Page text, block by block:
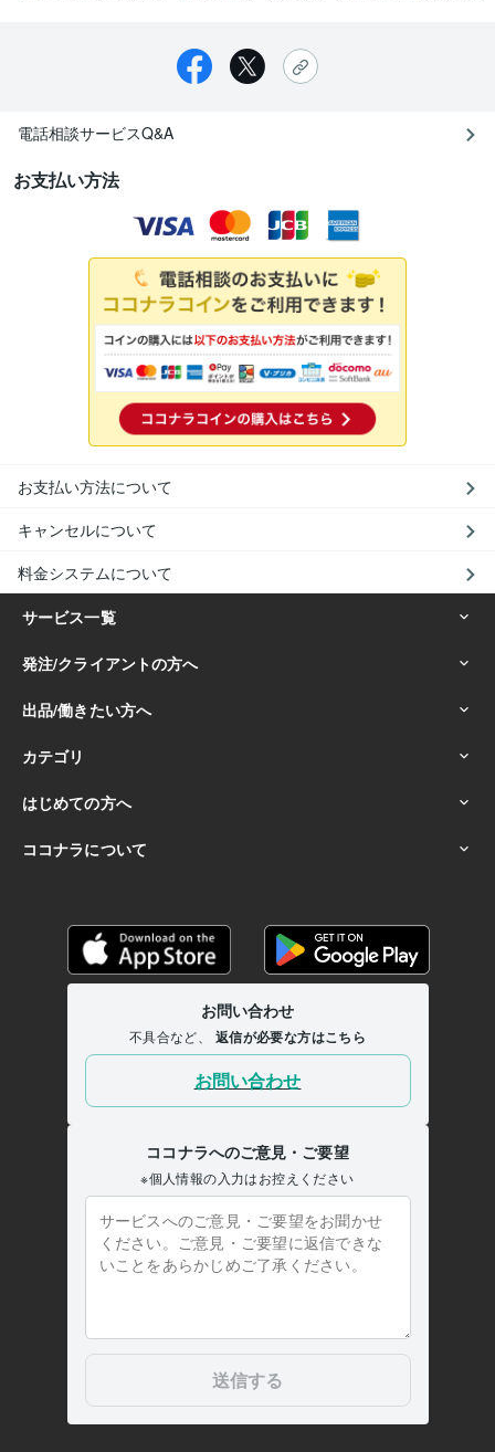
電話相談サービスQ&A
お支払い方法
お支払い方法について
キャンセルについて
料金システムについて